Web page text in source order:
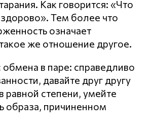
Как говорится: «Что
Тем более что
означает
же отношение другое.
обмена в паре: справедливо
давайте друг другу
равной степени, умейте
образа, причиненном